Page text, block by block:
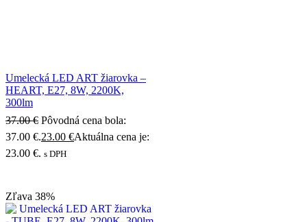
Umelecká LED ART žiarovka –
HEART, E27, 8W, 2200K,
300lm
37.00€ Pôvodná cena bola:
37.00 €.23.00 €Aktuálna cena je:
23.00 €. s DPH
Zľava 38%